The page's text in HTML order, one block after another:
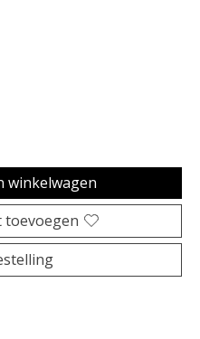
is
winkelwagen
toevoegen